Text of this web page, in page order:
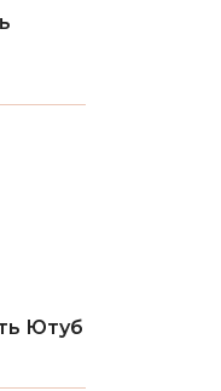
Ютуб